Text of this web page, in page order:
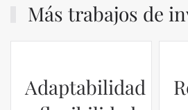
Más trabajos de
Adaptabilidad